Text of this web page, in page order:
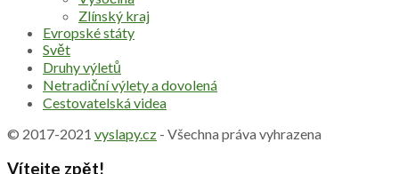
Zlínský kraj
Evropské státy
Svět
Druhy výletů
Netradiční výlety a dovolená
Cestovatelská videa
© 2017-2021 vyslapy.cz - Všechna práva vyhrazena
Vítejte zpět!